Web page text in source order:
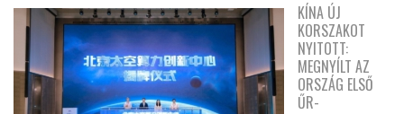
KÍNA ÚJ
KORSZAKOT
NYITOTT:
MEGNYÍLT AZ
ORSZÁG ELSŐ
ŰR-